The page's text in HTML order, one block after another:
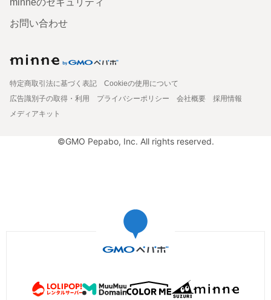
お問い合わせ
特定商取引法に基づく表記
Cookieの使用について
広告識別子の取得・利用
プライバシーポリシー 会社概要
採用情報
メディアキット
©GMO Pepabo, Inc. All rights reserved.